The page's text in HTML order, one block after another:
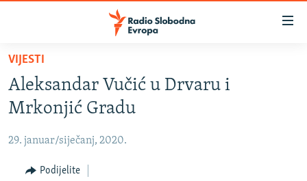
Pređite
glavni
sadržaj
na
navigaciju
VIJESTI
BOSNA I HERCEGOVINA
KOSOVO
CRNA GORA
VIJESTI
Aleksandar Vučić u Drvaru i
Mrkonjić Gradu
29. januar/siječanj, 2020.
Podijelite